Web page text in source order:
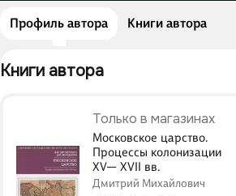
Профиль автора Книги автора
Книги автора
Только в магазинах
Московское царство.
Процессы колонизации
XV— XVII вв.
Дмитрий Михайлович